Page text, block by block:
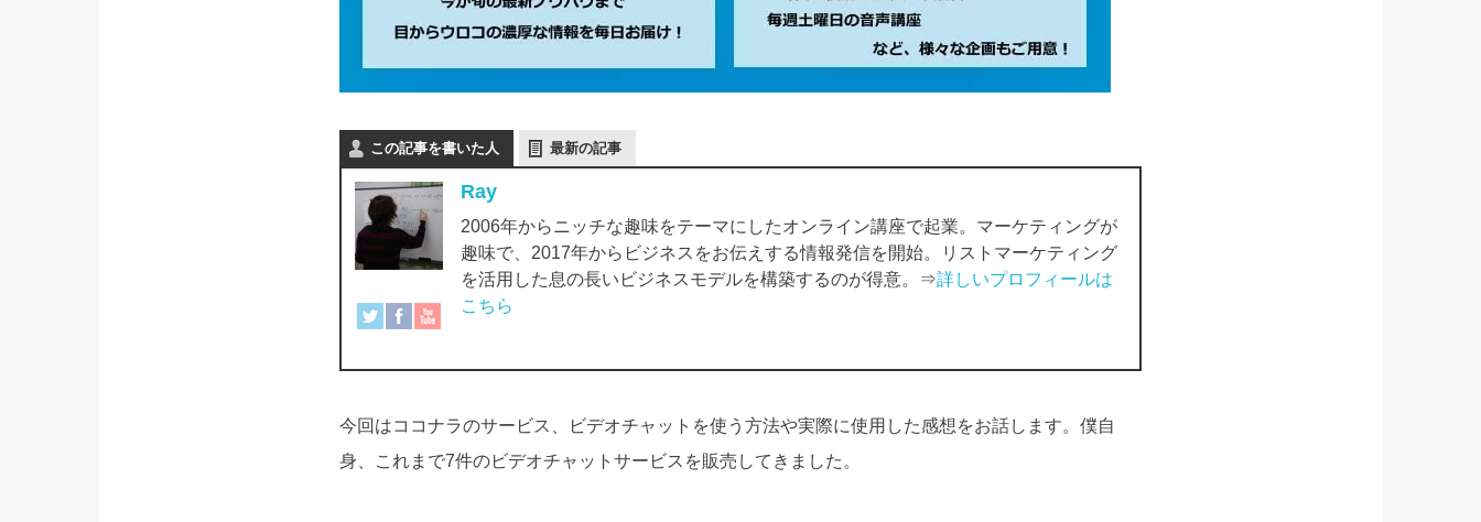
この記事を書いた人 最新の記事
Ray
2006年からニッチな趣味をテーマにしたオンライン講座で起業。マーケティングが
趣味で、2017年からビジネスをお伝えする情報発信を開始。リストマーケティング
を活用した息の長いビジネスモデルを構築するのが得意。⇒詳しいプロフィールは
こちら
今回はココナラのサービス、ビデオチャットを使う方法や実際に使用した感想をお話します。僕自
身、これまで7件のビデオチャットサービスを販売してきました。